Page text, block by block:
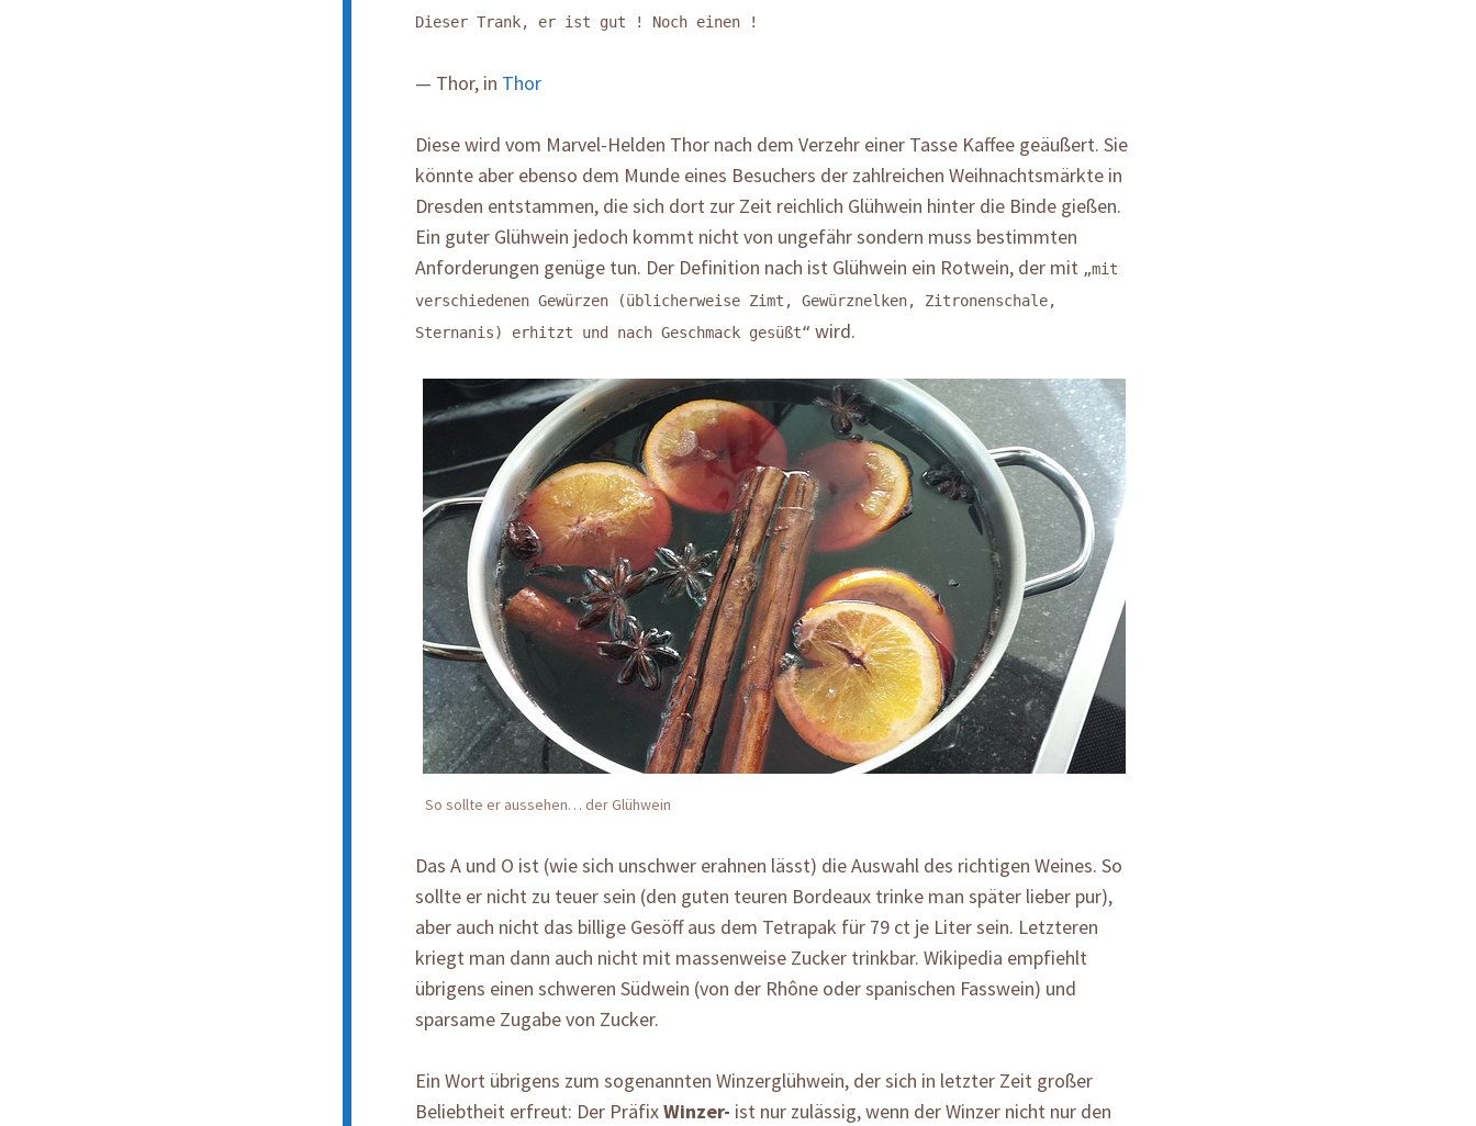
Dieser Trank, er ist gut ! Noch einen !
— Thor, in Thor
Diese wird vom Marvel-Helden Thor nach dem Verzehr einer Tasse Kaffee geäußert. Sie
könnte aber ebenso dem Munde eines Besuchers der zahlreichen Weihnachtsmärkte in
Dresden entstammen, die sich dort zur Zeit reichlich Glühwein hinter die Binde gießen.
Ein guter Glühwein jedoch kommt nicht von ungefähr sondern muss bestimmten
Anforderungen genüge tun. Der Definition nach ist Glühwein ein Rotwein, der mit „mit
verschiedenen Gewürzen (üblicherweise Zimt, Gewürznelken, Zitronenschale,
Sternanis) erhitzt und nach Geschmack gesüßt“ wird.
So sollte er aussehen… der Glühwein
Das A und O ist (wie sich unschwer erahnen lässt) die Auswahl des richtigen Weines. So
sollte er nicht zu teuer sein (den guten teuren Bordeaux trinke man später lieber pur),
aber auch nicht das billige Gesöff aus dem Tetrapak für 79 ct je Liter sein. Letzteren
kriegt man dann auch nicht mit massenweise Zucker trinkbar. Wikipedia empfiehlt
übrigens einen schweren Südwein (von der Rhône oder spanischen Fasswein) und
sparsame Zugabe von Zucker.
Ein Wort übrigens zum sogenannten Winzerglühwein, der sich in letzter Zeit großer
Beliebtheit erfreut: Der PräfixWinzer- ist nur zulässig, wenn der Winzer nicht nur den